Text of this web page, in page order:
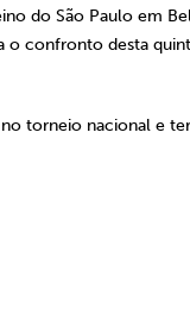
do São Paulo em
confronto desta
torneio nacional e